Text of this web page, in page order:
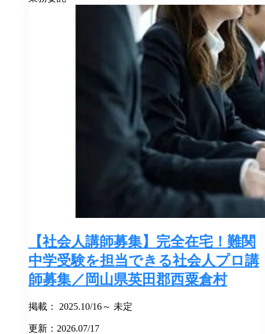
【社会人講師募集】完全在宅！難関
中学受験を担当できる社会人プロ講
師募集／岡山県英田郡西粟倉村
掲載： 2025.10/16～ 未定
更新：2026.07/17